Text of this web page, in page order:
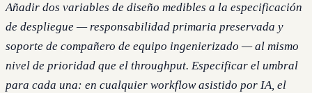
Añadir dos variables de diseño medibles a la especificación
de despliegue — responsabilidad primaria preservada y
soporte de compañero de equipo ingenierizado — al mismo
nivel de prioridad que el throughput. Especificar el umbral
para cada una: en cualquier workflow asistido por IA, el